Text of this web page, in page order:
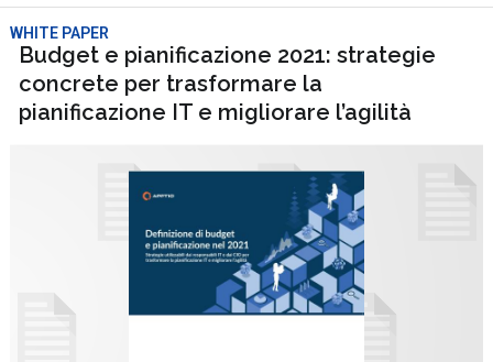
WHITE PAPER
Budget e pianificazione 2021: strategie
concrete per trasformare la
pianificazione IT e migliorare l’agilità